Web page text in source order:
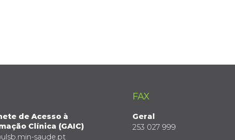
de Acesso à
Clínica (GAIC)
saude.pt
FAX
Geral
253 027 999